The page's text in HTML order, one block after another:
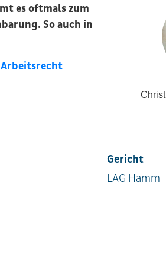
es oftmals zum
So auch in
Gericht
LAG Hamm